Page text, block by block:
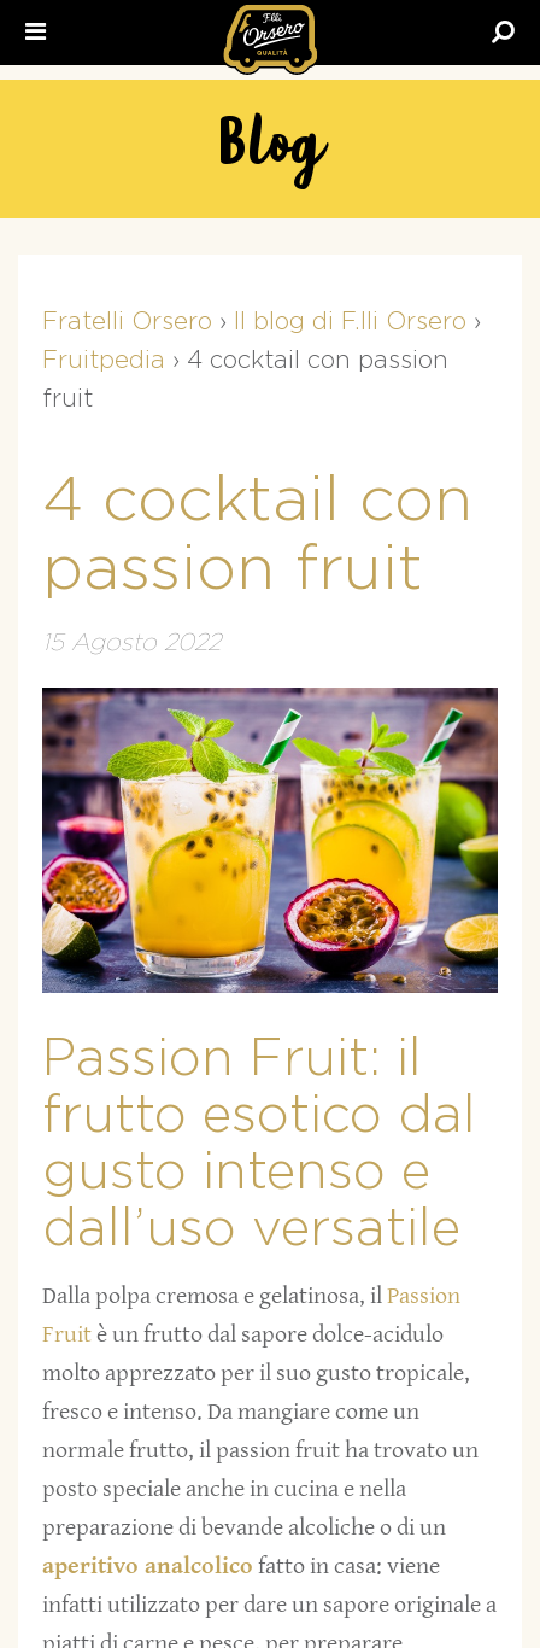
Blog
Fratelli Orsero › Il blog di F.lli Orsero ›
Fruitpedia › 4 cocktail con passion
fruit
4 cocktail con
passion fruit
15 Agosto 2022
Passion Fruit: il
frutto esotico dal
gusto intenso e
dall’uso versatile
Dalla polpa cremosa e gelatinosa, ilPassion
Fruitè un frutto dal sapore dolce-acidulo
molto apprezzato per il suo gusto tropicale,
fresco e intenso. Da mangiare come un
normale frutto, il passion fruit ha trovato un
posto speciale anche in cucina e nella
preparazione di bevande alcoliche o di un
aperitivo analcolico fatto in casa: viene
infatti utilizzato per dare un sapore originale a